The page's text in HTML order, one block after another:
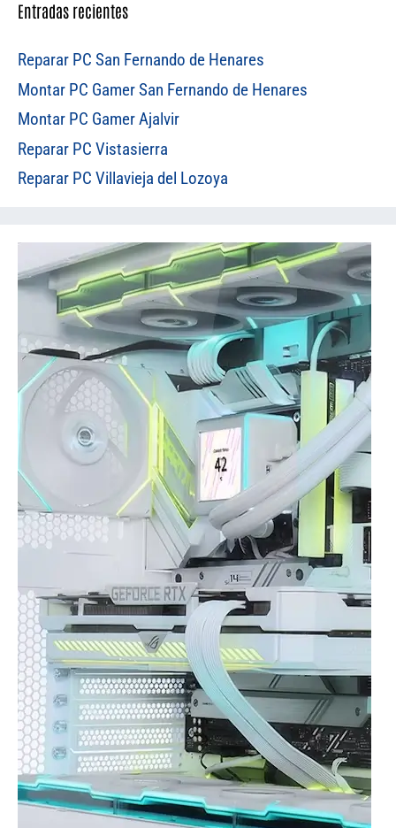
Entradas recientes
Reparar PC San Fernando de Henares
Montar PC Gamer San Fernando de Henares
Montar PC Gamer Ajalvir
Reparar PC Vistasierra
Reparar PC Villavieja del Lozoya